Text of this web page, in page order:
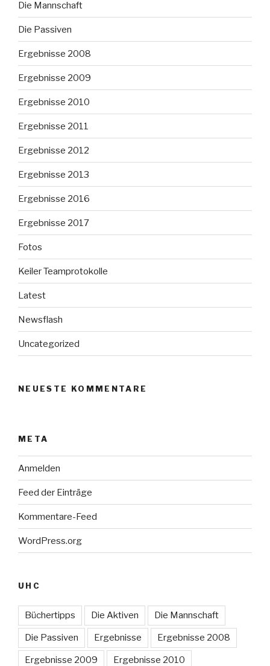
Die Mannschaft
Die Passiven
Ergebnisse 2008
Ergebnisse 2009
Ergebnisse 2010
Ergebnisse 2011
Ergebnisse 2012
Ergebnisse 2013
Ergebnisse 2016
Ergebnisse 2017
Fotos
Keiler Teamprotokolle
Latest
Newsflash
Uncategorized
NEUESTE KOMMENTARE
META
Anmelden
Feed der Einträge
Kommentare-Feed
WordPress.org
UHC
Büchertipps Die Aktiven Die Mannschaft
Die Passiven Ergebnisse Ergebnisse 2008
Ergebnisse 2009 Ergebnisse 2010